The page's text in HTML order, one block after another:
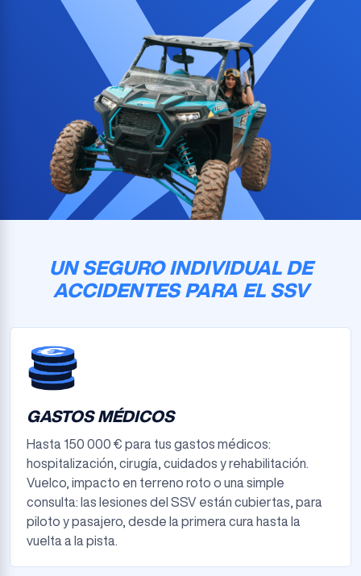
UN SEGURO INDIVIDUAL DE
ACCIDENTES PARA EL SSV
GASTOS MÉDICOS
Hasta 150 000 € para tus gastos médicos:
hospitalización, cirugía, cuidados y rehabilitación.
Vuelco, impacto en terreno roto o una simple
consulta: las lesiones del SSV están cubiertas, para
piloto y pasajero, desde la primera cura hasta la
vuelta a la pista.